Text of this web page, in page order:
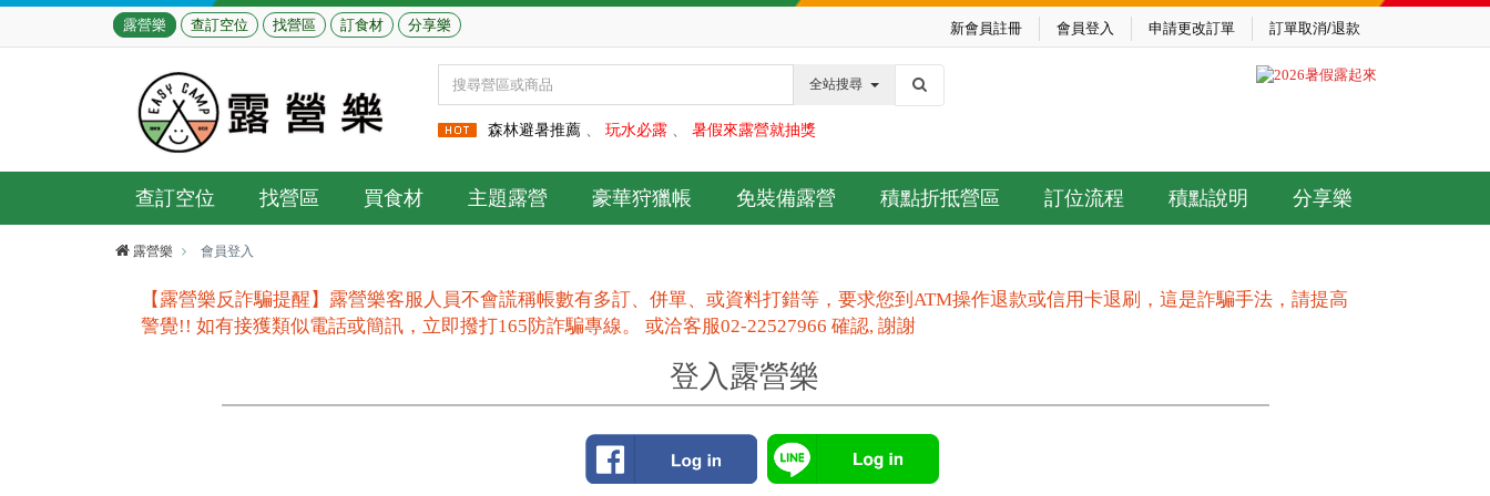
露營樂 查訂空位 找營區 訂食材 分享樂 新會員註冊 會員登入 申請更改訂單 訂單取消/退款
全站搜尋
森林避暑推薦 、 玩水必露、 暑假來露營就抽獎
查訂空位 找營區 買食材 主題露營 豪華狩獵帳 免裝備露營 積點折抵營區 訂位流程 積點說明 分享樂
露營樂 會員登入
【露營樂反詐騙提醒】露營樂客服人員不會謊稱帳數有多訂、併單、或資料打錯等，要求您到ATM操作退款或信用卡退刷，這是詐騙手法，請提高
警覺!! 如有接獲類似電話或簡訊，立即撥打165防詐騙專線。 或洽客服02-22527966 確認, 謝謝
登入露營樂